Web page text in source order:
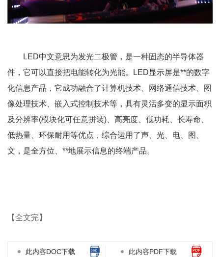
LED中文意思为发光二极管，是一种固态的半导体器
件，它可以直接把电能转化为光能。LED显示屏是**的数字
化信息产品，它成功融合了计算机技术、网络通信技术、图
像处理技术、嵌入式控制技术等，具有灵活多变的显示面积
及分辨率(模块化可任意拼装)、高亮度、低功耗、长寿命、
低热量、环保耐用等优点，综合运用了声、光、电、图、
文，是全方位、**地展示信息的终端产品。
【全文完】
此内容DOC下载 此内容PDF下载